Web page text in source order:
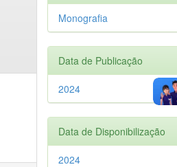
Monografia
Data de Publicação
2024
Data de Disponibilização
2024